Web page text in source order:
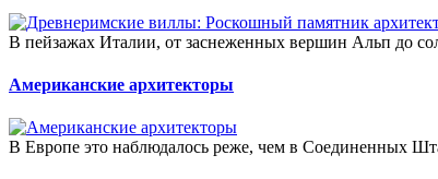
В пейзажах Италии, от заснеженных вершин Альп до
Американские архитекторы
В Европе это наблюдалось реже, чем в Соединенных